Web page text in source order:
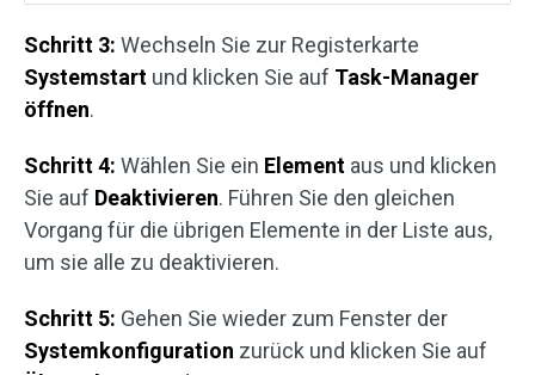
Schritt 3: Wechseln Sie zur Registerkarte
Systemstart und klicken Sie auf Task-Manager
öffnen.
Schritt 4: Wählen Sie ein Element aus und klicken
Sie auf Deaktivieren. Führen Sie den gleichen
Vorgang für die übrigen Elemente in der Liste aus,
um sie alle zu deaktivieren.
Schritt 5: Gehen Sie wieder zum Fenster der
Systemkonfiguration zurück und klicken Sie auf